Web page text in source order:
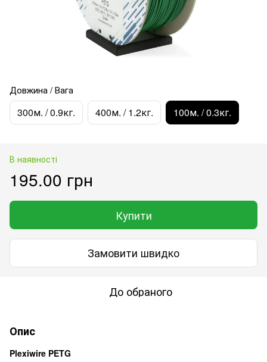
Довжина / Вага
300м. / 0.9кг. 400м. / 1.2кг. 100м. / 0.3кг.
В наявності
195.00 грн
Купити
Замовити швидко
До обраного
Опис
Plexiwire PETG